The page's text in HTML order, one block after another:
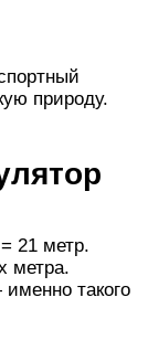
природу.
21 метр.
метра.
такого